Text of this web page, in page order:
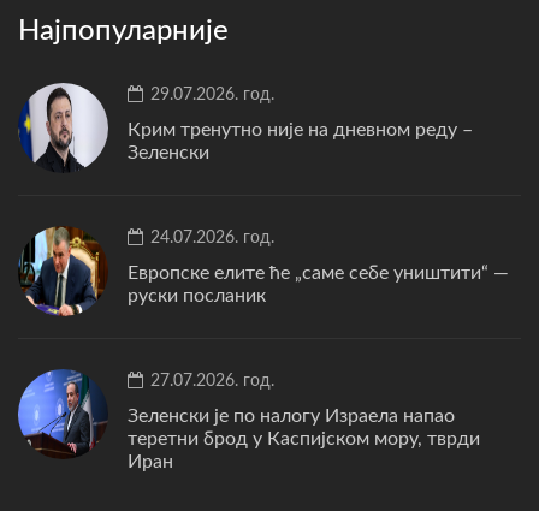
Најпопуларније
29.07.2026. год.
Крим тренутно није на дневном реду –
Зеленски
24.07.2026. год.
Европске елите ће „саме себе уништити“ —
руски посланик
27.07.2026. год.
Зеленски је по налогу Израела напао
теретни брод у Каспијском мору, тврди
Иран